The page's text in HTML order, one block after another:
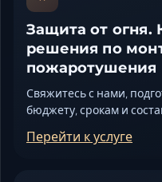
Защита от огня.
решения по
пожаротушения
Свяжитесь с нами,
бюджету, срокам и
Перейти к услуге